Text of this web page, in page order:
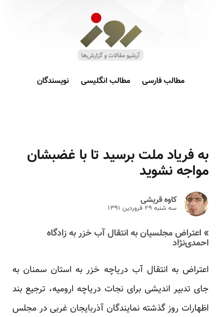
مطالب فارسی مطالب انگلیسی نویسندگان
به فریاد ملت برسید تا با غضبشان
مواجه نشوید
کاوه قریشی
سه شنبه ۲۹ فروردين ۱۳۹۱
» اعتراض مجلسیان به انتقال آب خزر به زادگاه
احمدی‌نژاد
اعتراض به انتقال آب دریاچه خزر به استان سمنان به
جای تدبیر اندیشی برای نجات دریاچه ارومیه، ترجیع بند
اظهارات روز گذشته نمایندگان آذربایجان غربی در مجلس